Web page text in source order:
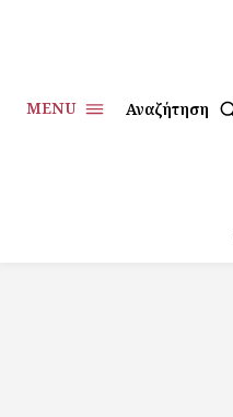
MENU Αναζήτηση